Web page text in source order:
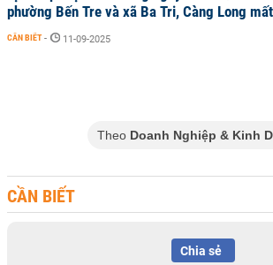
phường Bến Tre và xã Ba Tri, Càng Long
CẦN BIẾT - 11-09-2025
Theo Doanh Nghiệp & Kinh
CẦN BIẾT
Chia sẻ